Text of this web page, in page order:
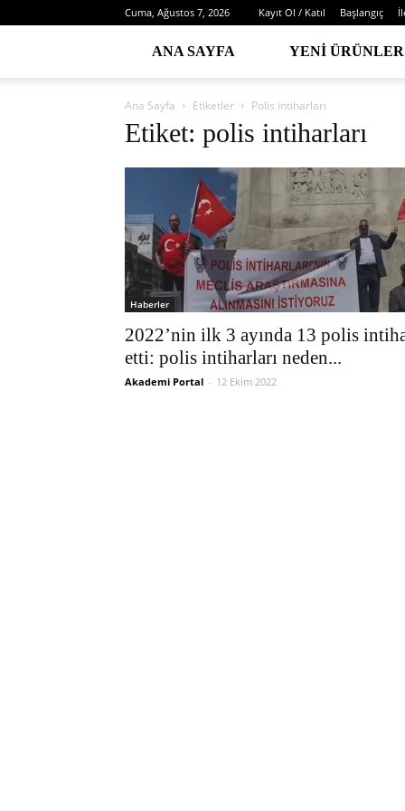
Cuma, Ağustos 7, 2026 Kayıt Ol / Katıl Başlangıç
ANA SAYFA YENI ÜRÜNLER
Ana Sayfa Etiketler Polis intiharları
Etiket: polis intiharları
Haberler
2022’nin ilk 3 ayında 13 polis
etti: polis intiharları neden...
Akademi Portal - 12 Ekim 2022